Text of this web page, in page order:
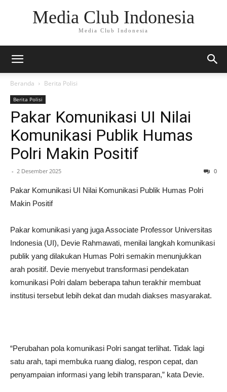
Media Club Indonesia
Media Club Indonesia
Beranda Berita Polisi
Berita Polisi
Pakar Komunikasi UI Nilai
Komunikasi Publik Humas
Polri Makin Positif
- 2 Desember 2025 0
Pakar Komunikasi UI Nilai Komunikasi Publik Humas Polri
Makin Positif
Pakar komunikasi yang juga Associate Professor Universitas
Indonesia (UI), Devie Rahmawati, menilai langkah komunikasi
publik yang dilakukan Humas Polri semakin menunjukkan
arah positif. Devie menyebut transformasi pendekatan
komunikasi Polri dalam beberapa tahun terakhir membuat
institusi tersebut lebih dekat dan mudah diakses masyarakat.
“Perubahan pola komunikasi Polri sangat terlihat. Tidak lagi
satu arah, tapi membuka ruang dialog, respon cepat, dan
penyampaian informasi yang lebih transparan,” kata Devie.